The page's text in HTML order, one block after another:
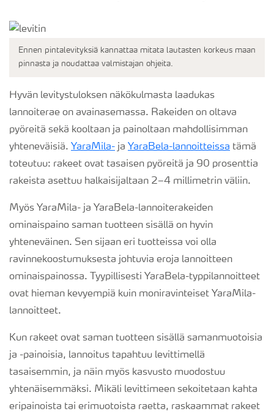
Ennen pintalevityksiä kannattaa mitata lautasten korkeus maan
pinnasta ja noudattaa valmistajan ohjeita.
Hyvän levitystuloksen näkökulmasta laadukas
lannoiterae on avainasemassa. Rakeiden on oltava
pyöreitä sekä kooltaan ja painoltaan mahdollisimman
yhteneväisiä. YaraMila- ja YaraBela-lannoitteissa tämä
toteutuu: rakeet ovat tasaisen pyöreitä ja 90 prosenttia
rakeista asettuu halkaisijaltaan 2–4 millimetrin väliin.
Myös YaraMila- ja YaraBela-lannoiterakeiden
ominaispaino saman tuotteen sisällä on hyvin
yhteneväinen. Sen sijaan eri tuotteissa voi olla
ravinnekoostumuksesta johtuvia eroja lannoitteen
ominaispainossa. Tyypillisesti YaraBela-typpilannoitteet
ovat hieman kevyempiä kuin moniravinteiset YaraMila-
lannoitteet.
Kun rakeet ovat saman tuotteen sisällä samanmuotoisia
ja -painoisia, lannoitus tapahtuu levittimellä
tasaisemmin, ja näin myös kasvusto muodostuu
yhtenäisemmäksi. Mikäli levittimeen sekoitetaan kahta
eripainoista tai erimuotoista raetta, raskaammat rakeet